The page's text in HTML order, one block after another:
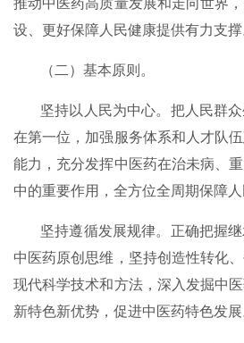
推动中医药高质量发展和走向世界
设、更好保障人民健康提供有力支撑
（二）基本原则。
坚持以人民为中心。把人民群
在第一位，加强服务体系和人才队
能力，充分发挥中医药在治未病、
中的重要作用，全方位全周期保障人
坚持遵循发展规律。正确把握
中医药原创思维，坚持创造性转化
现代科学技术和方法，深入发掘中
新特色新优势，促进中医药特色发展